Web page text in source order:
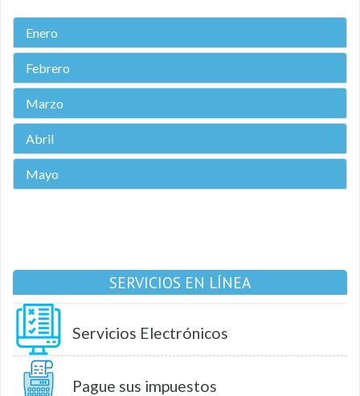
Enero
Febrero
Marzo
Abril
Mayo
SERVICIOS EN LÍNEA
Servicios Electrónicos
Pague sus impuestos